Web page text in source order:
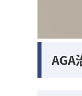
AGA